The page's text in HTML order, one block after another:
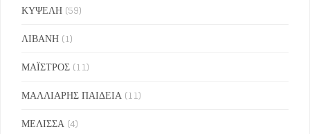
ΚΥΨΕΛΗ (59)
ΛΙΒΑΝΗ (1)
ΜΑΪΣΤΡΟΣ (11)
ΜΑΛΛΙΑΡΗΣ ΠΑΙΔΕΙΑ (11)
ΜΕΛΙΣΣΑ (4)